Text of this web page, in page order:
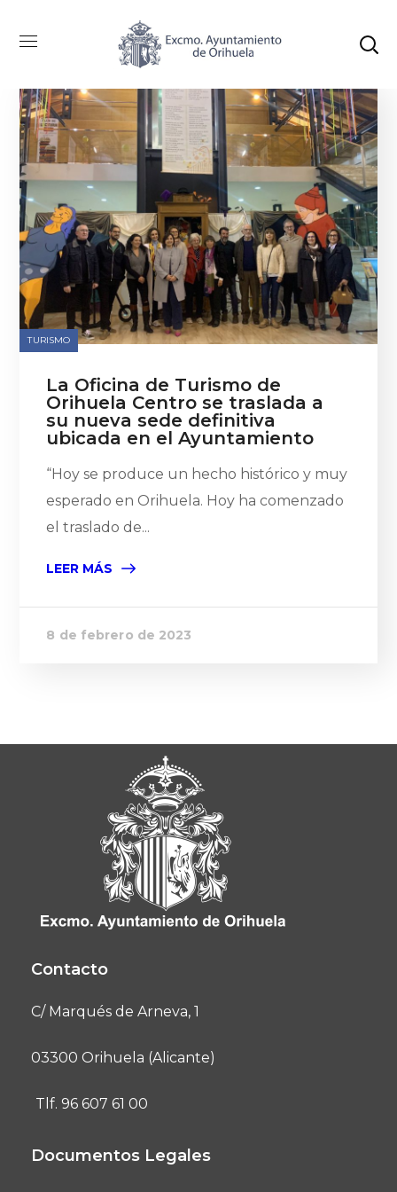
TURISMO
La Oficina de Turismo de
Orihuela Centro se traslada a
su nueva sede definitiva
ubicada en el Ayuntamiento
“Hoy se produce un hecho histórico y muy
esperado en Orihuela. Hoy ha comenzado
el traslado de...
LEER MÁS
8 de febrero de 2023
Contacto
C/ Marqués de Arneva, 1
03300 Orihuela (Alicante)
Tlf. 96 607 61 00
Documentos Legales